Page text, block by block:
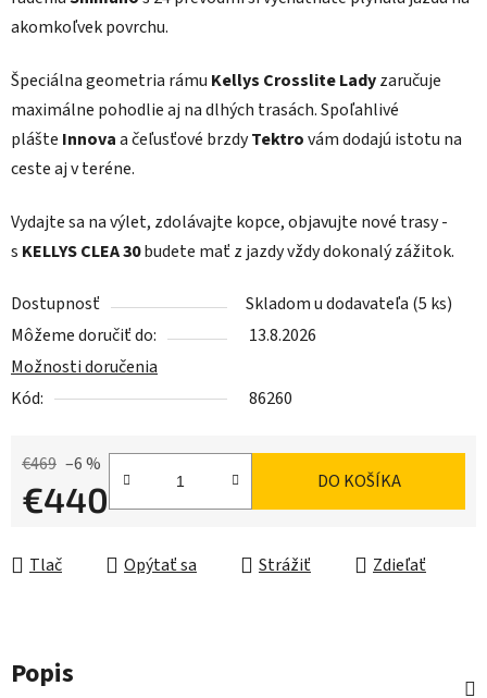
akomkoľvek povrchu.
Špeciálna geometria rámu Kellys Crosslite Ladyzaručuje
maximálne pohodlie aj na dlhých trasách. Spoľahlivé
plášte Innovaa čeľusťové brzdyTektrovám dodajú istotu na
ceste aj v teréne.
Vydajte sa na výlet, zdolávajte kopce, objavujte nové trasy -
s KELLYS CLEA 30budete mať z jazdy vždy dokonalý zážitok.
Dostupnosť Skladom u dodavateľa (5 ks)
Môžeme doručiť do:
13.8.2026
Možnosti doručenia
Kód:
86260
€469 –6 %
€440 DO KOŠÍKA
Tlač Opýtať sa Strážiť Zdieľať
Popis